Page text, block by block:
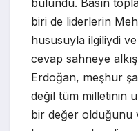
bulundu. Basın
biri de liderlerin
hususuyla ilgiliydi
cevap sahneye
Erdoğan, meşhur
değil tüm milletinin
bir değer olduğunu